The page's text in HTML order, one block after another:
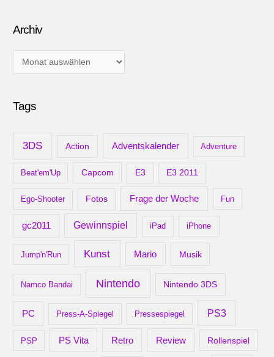
Archiv
r
Tags
3DS Action Adventskalender Adventure
Beat'em'Up Capcom E3 E3 2011
Ego-Shooter Fotos Frage der Woche Fun
gc2011 Gewinnspiel iPad iPhone
Jump'n'Run Kunst Mario Musik
Namco Bandai Nintendo Nintendo 3DS
PC Press-A-Spiegel Pressespiegel PS3
PSP PS Vita Retro Review Rollenspiel